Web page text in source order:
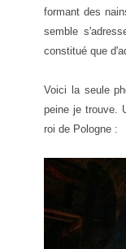
formant des
semble
constitué que
Voici la seule
peine je trouve.
roi de Pologne :